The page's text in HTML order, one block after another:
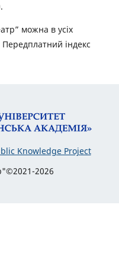
можна в усіх
індекс
Knowledge Project
2026